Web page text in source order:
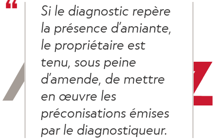
Si le diagnostic repère
la présence d’amiante,
le propriétaire est
tenu, sous peine
d’amende, de mettre
en œuvre les
préconisations émises
par le diagnostiqueur.